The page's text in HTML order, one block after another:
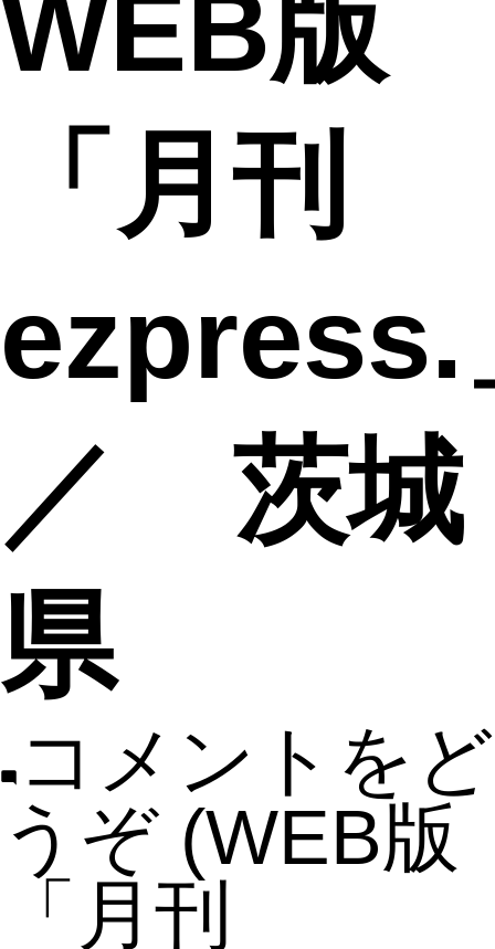
WEB版
「月刊
ezpress.
／ 茨城
県
コメントをど
うぞ (WEB版
「月刊